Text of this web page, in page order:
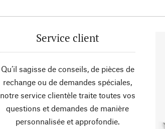
Service client
Qu’il sagisse de conseils, de pièces de
rechange ou de demandes spéciales,
notre service clientèle traite toutes vos
questions et demandes de manière
personnalisée et approfondie.